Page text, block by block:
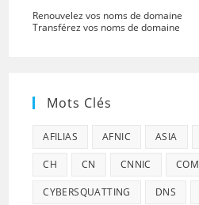
Renouvelez vos noms de domaine
Transférez vos noms de domaine
Mots Clés
AFILIAS AFNIC ASIA
CH CN CNNIC COM
CYBERSQUATTING DNS